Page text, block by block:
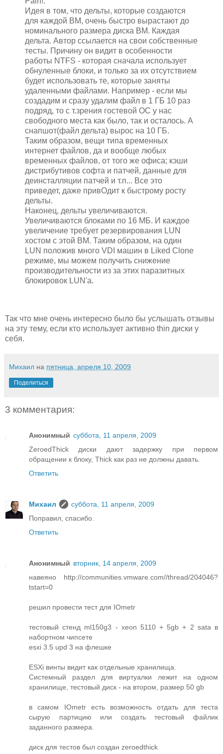
Идея в том, что дельты, которые создаются
для каждой ВМ, очень быстро вырастают до
номинального размера диска ВМ. Каждая
дельта. Автор ссылается на свои собственные
тесты. Причину он видит в особенности
работы NTFS - которая сначала использует
обнуленные блоки, и только за их отсутствием
будет использовать те, которые заняты
удаленными файлами. Например - если мы
создадим и сразу удалим файл в 1 ГБ 10 раз
подряд, то с т.зрения гостевой ОС у нас
свободного места как было, так и осталось. А
снапшот(файл дельта) вырос на 10 ГБ.
Таким образом, вещи типа временных
интернет файлов, да и вообще любых
временных файлов, от того же офиса; кэши
дистрибутивов софта и патчей, данные для
деинсталляции патчей и т.п... Все это
приведет, даже привОдит к быстрому росту
дельты.
Наконец, дельты увеличиваются.
Увеличиваются блоками по 16 МБ. И каждое
увеличение требует резервирования LUN
хостом с этой ВМ. Таким образом, на один
LUN положив много VDI машин в Liked Clone
режиме, мы можем получить снижение
производительности из за этих паразитных
блокировок LUN'а.
Так что мне очень интересно было бы услышать отзывы
на эту тему, если кто использует активно thin диски у
себя.
Михаил на пятница, апреля 10, 2009
Поделиться
3 комментария:
Анонимный суббота, 11 апреля, 2009
ZeroedThick диски дают задержку при первом
обращении к блоку, Thick как раз не должны давать.
Ответить
Михаил
суббота, 11 апреля, 2009
Поправил, спасибо.
Ответить
Анонимный вторник, 14 апреля, 2009
навеяно http://communities.vmware.com//thread/204046?
tstart=0
решил провести тест для IOmetr
тестовый стенд ml150g3 - xeon 5110 + 5gb + 2 sata в
набортном чипсете
esxi 3.5 upd 3 на флешке
ESXi винты видит как отдельные хранилища.
Системный раздел для виртуалки лежит на одном
хранилище, тестовый диск - на втором, размер 50 gb
в самом IOmetr есть возможность отдать для теста
сырую партицию или создать тестовый файлик
заданного размера.
диск для тестов был создан zeroedthick